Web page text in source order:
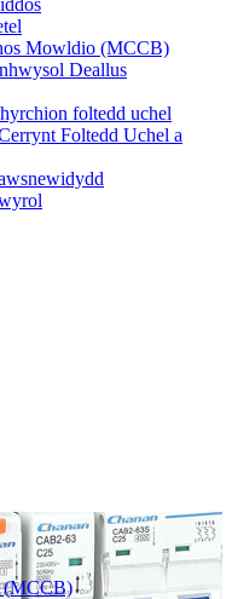
Mowldio (MCCB)
Deallus
foltedd uchel
Foltedd Uchel a
(MCCB)